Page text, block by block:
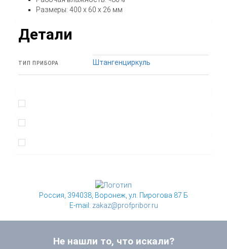
Размеры: 400 x 60 x 26 мм
Детали
ТИП ПРИБОРА Штангенциркуль
Россия, 394038, Воронеж, ул. Пирогова 87 Б
E-mail: zakaz@profpribor.ru
Не нашли то, что искали?